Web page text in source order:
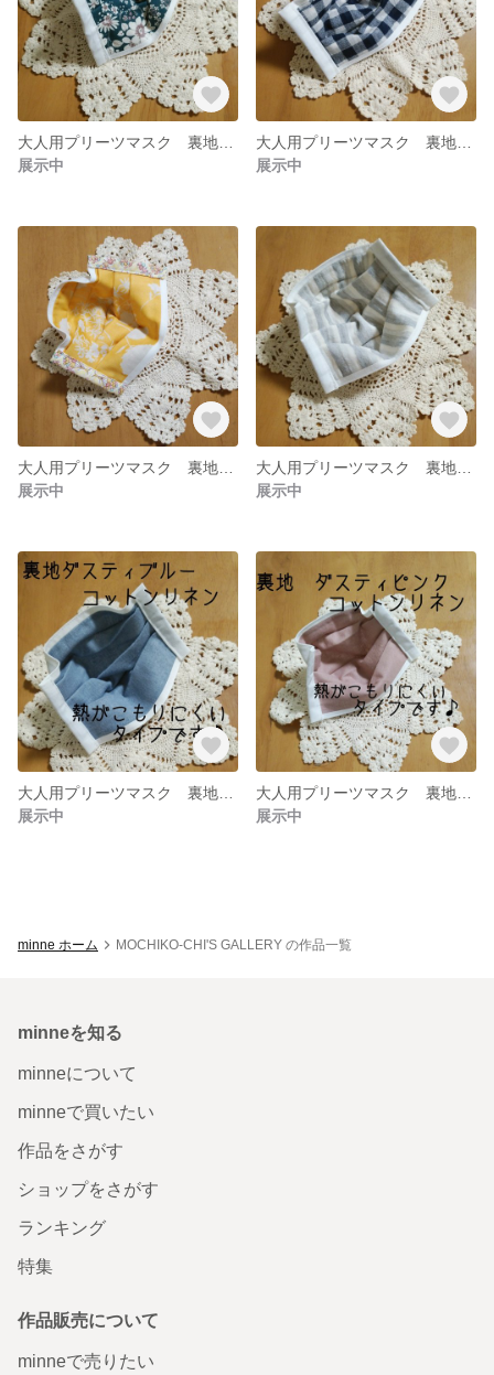
展示中
展示中
展示中
展示中
展示中
展示中
minne ホーム MOCHIKO-CHI'S GALLERY の作品一覧
minneを知る
minneについて
minneで買いたい
作品をさがす
ショップをさがす
ランキング
特集
作品販売について
minneで売りたい